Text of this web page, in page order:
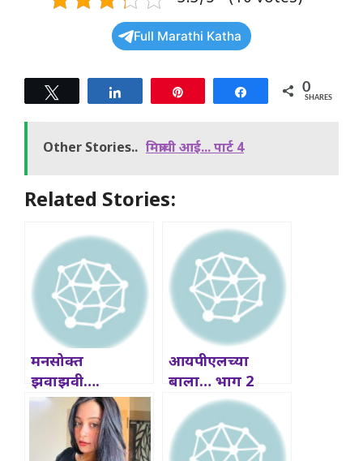
Full Marathi Katha
Share 0
SHARES
Other Stories.. मित्राची आई... पार्ट 4
Related Stories:
मनसोक्त
झवाझवी….
आयपी‌एलच्या
बाला… भाग 2
(अंतिम भाग)